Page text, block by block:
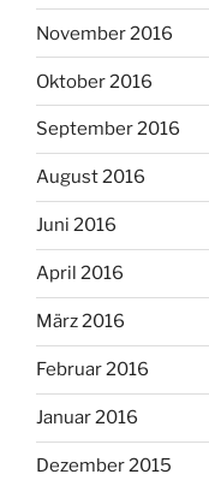
November 2016
Oktober 2016
September 2016
August 2016
Juni 2016
April 2016
März 2016
Februar 2016
Januar 2016
Dezember 2015